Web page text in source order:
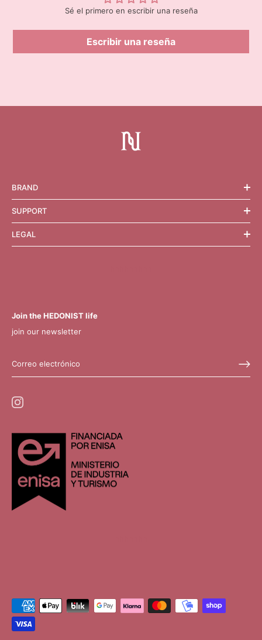
Sé el primero en escribir una reseña
Escribir una reseña
BRAND
SUPPORT
LEGAL
Join the HEDONIST life
join our newsletter